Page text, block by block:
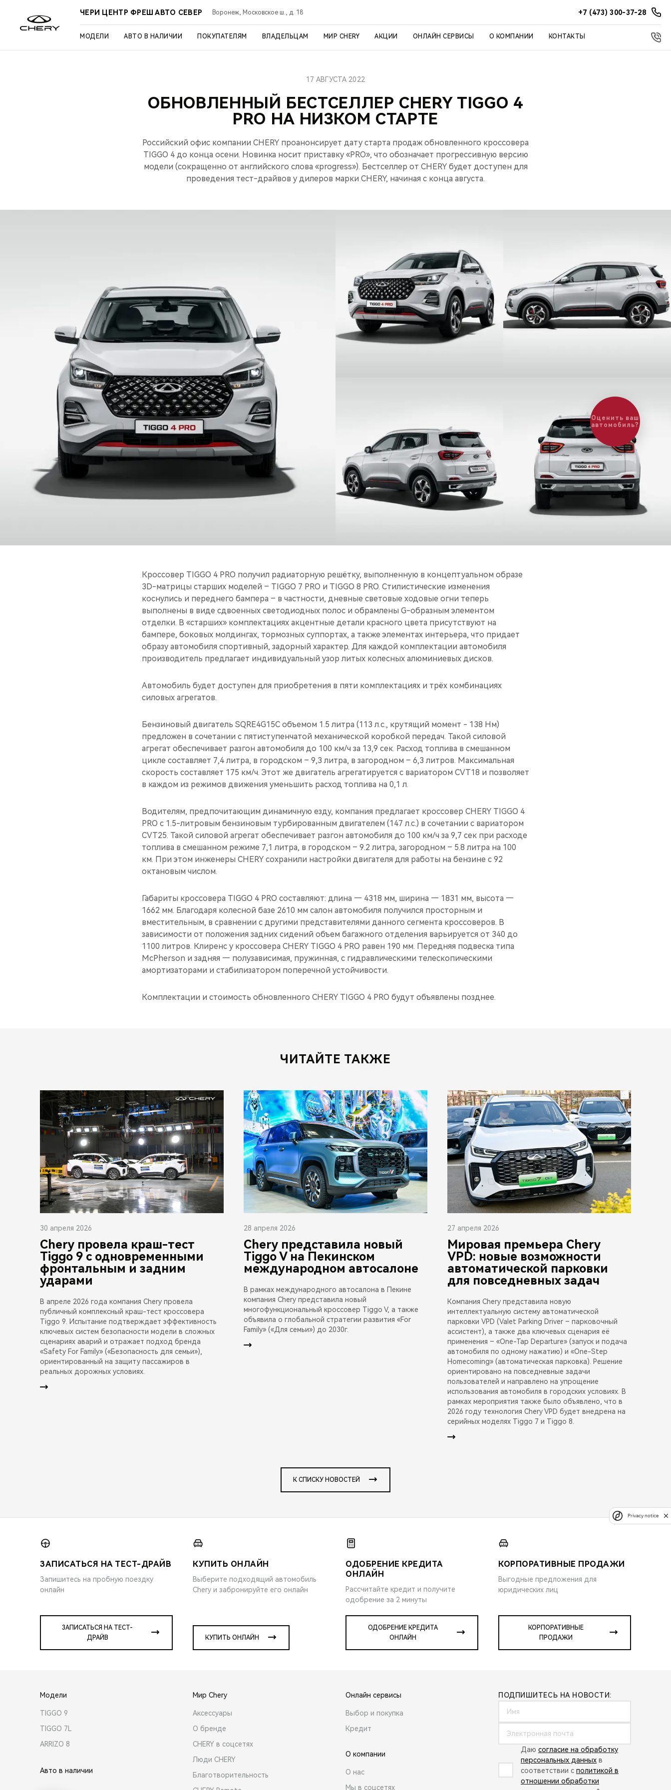
ЧЕРИ ЦЕНТР ФРЕШ АВТО СЕВЕР Воронеж, Московское ш., д. 18 +7 (473) 300-37-28
МОДЕЛИ АВТО В НАЛИЧИИ ПОКУПАТЕЛЯМ ВЛАДЕЛЬЦАМ МИР CHERY АКЦИИ ОНЛАЙН СЕРВИСЫ О КОМПАНИИ КОНТАКТЫ
ОБНОВЛЕННЫЙ БЕСТСЕЛЛЕР CHERY TIGGO 4
PRO НА НИЗКОМ СТАРТЕ
17 АВГУСТА 2022
Российский офис компании CHERY проанонсирует дату старта продаж обновленного кроссовера
TIGGO 4 до конца осени. Новинка носит приставку «PRO», что обозначает прогрессивную версию
модели (сокращенно от английского слова «progress»). Бестселлер от CHERY будет доступен для
проведения тест-драйвов у дилеров марки CHERY, начиная с конца августа.
Кроссовер TIGGO 4 PRO получил радиаторную решётку, выполненную в концептуальном образе
3D-матрицы старших моделей – TIGGO 7 PRO и TIGGO 8 PRO. Стилистические изменения
коснулись и переднего бампера – в частности, дневные световые ходовые огни теперь
выполнены в виде сдвоенных светодиодных полос и обрамлены G-образным элементом
отделки. В «старших» комплектациях акцентные детали красного цвета присутствуют на
бампере, боковых молдингах, тормозных суппортах, а также элементах интерьера, что придает
образу автомобиля спортивный, задорный характер. Для каждой комплектации автомобиля
производитель предлагает индивидуальный узор литых колесных алюминиевых дисков.
Автомобиль будет доступен для приобретения в пяти комплектациях и трёх комбинациях
силовых агрегатов.
Бензиновый двигатель SQRE4G15C объемом 1.5 литра (113 л.c., крутящий момент - 138 Нм)
предложен в сочетании с пятиступенчатой механической коробкой передач. Такой силовой
агрегат обеспечивает разгон автомобиля до 100 км/ч за 13,9 сек. Расход топлива в смешанном
цикле составляет 7,4 литра, в городском – 9,3 литра, в загородном – 6,3 литров. Максимальная
скорость составляет 175 км/ч. Этот же двигатель агрегатируется с вариатором CVT18 и позволяет
в каждом из режимов движения уменьшить расход топлива на 0,1 л.
Водителям, предпочитающим динамичную езду, компания предлагает кроссовер CHERY TIGGO 4
PRO с 1.5-литровым бензиновым турбированным двигателем (147 л.с.) в сочетании с вариатором
CVT25. Такой силовой агрегат обеспечивает разгон автомобиля до 100 км/ч за 9,7 сек при расходе
топлива в смешанном режиме 7,1 литра, в городском – 9.2 литра, загородном – 5.8 литра на 100
км. При этом инженеры CHERY сохранили настройки двигателя для работы на бензине с 92
октановым числом.
Габариты кроссовера TIGGO 4 PRO составляют: длина — 4318 мм, ширина — 1831 мм, высота —
1662 мм. Благодаря колесной базе 2610 мм салон автомобиля получился просторным и
вместительным, в сравнении с другими представителями данного сегмента кроссоверов. В
зависимости от положения задних сидений объем багажного отделения варьируется от 340 до
1100 литров. Клиренс у кроссовера CHERY TIGGO 4 PRO равен 190 мм. Передняя подвеска типа
McPherson и задняя — полузависимая, пружинная, с гидравлическими телескопическими
амортизаторами и стабилизатором поперечной устойчивости.
Комплектации и стоимость обновленного CHERY TIGGO 4 PRO будут объявлены позднее.
ЧИТАЙТЕ ТАКЖЕ
30 апреля 2026
Chery провела краш-тест
Tiggo 9 с одновременными
фронтальным и задним
ударами
В апреле 2026 года компания Chery провела
публичный комплексный краш-тест кроссовера
Tiggo 9. Испытание подтверждает эффективность
ключевых систем безопасности модели в сложных
сценариях аварий и отражает подход бренда
«Safety For Family» («Безопасность для семьи»),
ориентированный на защиту пассажиров в
реальных дорожных условиях.
28 апреля 2026
Chery представила новый
Tiggo V на Пекинском
международном автосалоне
В рамках международного автосалона в Пекине
компания Chery представила новый
многофункциональный кроссовер Tiggo V, а также
объявила о глобальной стратегии развития «For
Family» («Для семьи») до 2030г.
27 апреля 2026
Мировая премьера Chery
VPD: новые возможности
автоматической парковки
для повседневных задач
Компания Chery представила новую
интеллектуальную систему автоматической
парковки VPD (Valet Parking Driver – парковочный
ассистент), а также два ключевых сценария её
применения – «One-Tap Departure» (запуск и подача
автомобиля по одному нажатию) и «One-Step
Homecoming» (автоматическая парковка). Решение
ориентировано на повседневные задачи
пользователей и направлено на упрощение
использования автомобиля в городских условиях. В
рамках мероприятия также было объявлено, что в
2026 году технология Chery VPD будет внедрена на
серийных моделях Tiggo 7 и Tiggo 8.
К СПИСКУ НОВОСТЕЙ
ЗАПИСАТЬСЯ НА ТЕСТ-ДРАЙВ
Запишитесь на пробную поездку
онлайн
ЗАПИСАТЬСЯ НА ТЕСТ-
ДРАЙВ
КУПИТЬ ОНЛАЙН
Выберите подходящий автомобиль
Chery и забронируйте его онлайн
КУПИТЬ ОНЛАЙН
ОДОБРЕНИЕ КРЕДИТА
ОНЛАЙН
Рассчитайте кредит и получите
одобрение за 2 минуты
ОДОБРЕНИЕ КРЕДИТА
ОНЛАЙН
КОРПОРАТИВНЫЕ ПРОДАЖИ
Выгодные предложения для
юридических лиц
КОРПОРАТИВНЫЕ
ПРОДАЖИ
Модели
TIGGO 9
TIGGO 7L
ARRIZO 8
Авто в наличии
Мир Chery
Аксессуары
О бренде
CHERY в соцсетях
Люди CHERY
Благотворительность
Онлайн сервисы
Выбор и покупка
Кредит
О компании
О нас
Мы в соцсетях
ПОДПИШИТЕСЬ НА НОВОСТИ:
Даю согласие на обработку
персональных данных в
соответствии с политикой в
отношении обработки
Оценить ваш
автомобиль?
Privacy notice